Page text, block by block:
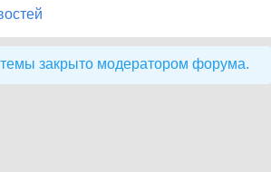
закрыто модератором форума.